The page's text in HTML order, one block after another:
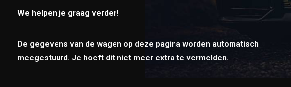
We helpen je graag verder!
De gegevens van de wagen op deze pagina worden automatisch
meegestuurd. Je hoeft dit niet meer extra te vermelden.